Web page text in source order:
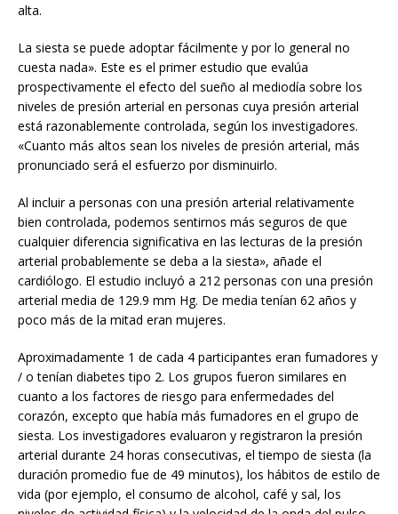
alta.
La siesta se puede adoptar fácilmente y por lo general no
cuesta nada». Este es el primer estudio que evalúa
prospectivamente el efecto del sueño al mediodía sobre los
niveles de presión arterial en personas cuya presión arterial
está razonablemente controlada, según los investigadores.
«Cuanto más altos sean los niveles de presión arterial, más
pronunciado será el esfuerzo por disminuirlo.
Al incluir a personas con una presión arterial relativamente
bien controlada, podemos sentirnos más seguros de que
cualquier diferencia significativa en las lecturas de la presión
arterial probablemente se deba a la siesta», añade el
cardiólogo. El estudio incluyó a 212 personas con una presión
arterial media de 129.9 mm Hg. De media tenían 62 años y
poco más de la mitad eran mujeres.
Aproximadamente 1 de cada 4 participantes eran fumadores y
/ o tenían diabetes tipo 2. Los grupos fueron similares en
cuanto a los factores de riesgo para enfermedades del
corazón, excepto que había más fumadores en el grupo de
siesta. Los investigadores evaluaron y registraron la presión
arterial durante 24 horas consecutivas, el tiempo de siesta (la
duración promedio fue de 49 minutos), los hábitos de estilo de
vida (por ejemplo, el consumo de alcohol, café y sal, los